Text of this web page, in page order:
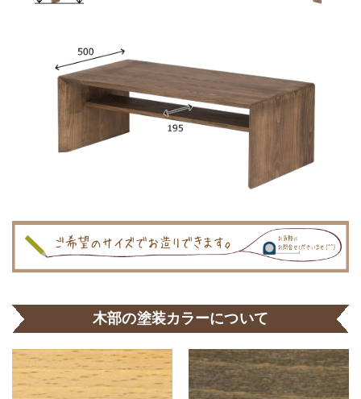
木部の塗装カラーについて